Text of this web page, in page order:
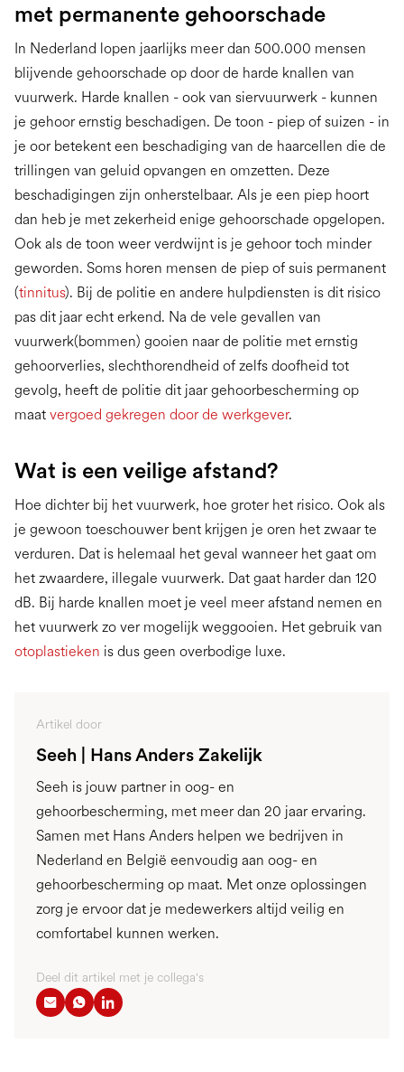
met permanente gehoorschade
In Nederland lopen jaarlijks meer dan 500.000 mensen
blijvende gehoorschade op door de harde knallen van
vuurwerk. Harde knallen - ook van siervuurwerk - kunnen
je gehoor ernstig beschadigen. De toon - piep of suizen - in
je oor betekent een beschadiging van de haarcellen die de
trillingen van geluid opvangen en omzetten. Deze
beschadigingen zijn onherstelbaar. Als je een piep hoort
dan heb je met zekerheid enige gehoorschade opgelopen.
Ook als de toon weer verdwijnt is je gehoor toch minder
geworden. Soms horen mensen de piep of suis permanent
(tinnitus). Bij de politie en andere hulpdiensten is dit risico
pas dit jaar echt erkend. Na de vele gevallen van
vuurwerk(bommen) gooien naar de politie met ernstig
gehoorverlies, slechthorendheid of zelfs doofheid tot
gevolg, heeft de politie dit jaar gehoorbescherming op
maat vergoed gekregen door de werkgever.
Wat is een veilige afstand?
Hoe dichter bij het vuurwerk, hoe groter het risico. Ook als
je gewoon toeschouwer bent krijgen je oren het zwaar te
verduren. Dat is helemaal het geval wanneer het gaat om
het zwaardere, illegale vuurwerk. Dat gaat harder dan 120
dB. Bij harde knallen moet je veel meer afstand nemen en
het vuurwerk zo ver mogelijk weggooien. Het gebruik van
otoplastieken is dus geen overbodige luxe.
Artikel door
Seeh | Hans Anders Zakelijk
Seeh is jouw partner in oog- en
gehoorbescherming, met meer dan 20 jaar ervaring.
Samen met Hans Anders helpen we bedrijven in
Nederland en België eenvoudig aan oog- en
gehoorbescherming op maat. Met onze oplossingen
zorg je ervoor dat je medewerkers altijd veilig en
comfortabel kunnen werken.
Deel dit artikel met je collega's